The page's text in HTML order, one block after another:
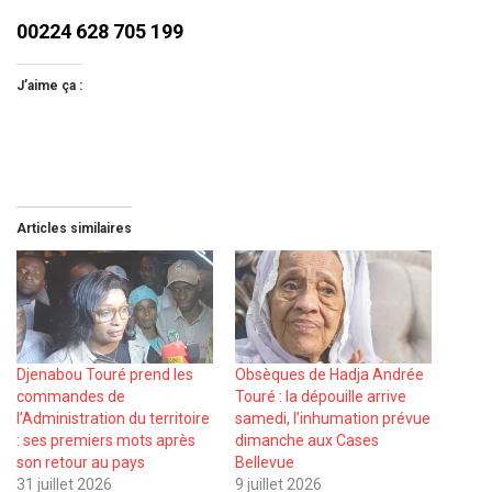
00224 628 705 199
J’aime ça :
Articles similaires
Djenabou Touré prend les
commandes de
l’Administration du territoire
: ses premiers mots après
son retour au pays
31 juillet 2026
Obsèques de Hadja Andrée
Touré : la dépouille arrive
samedi, l’inhumation prévue
dimanche aux Cases
Bellevue
9 juillet 2026